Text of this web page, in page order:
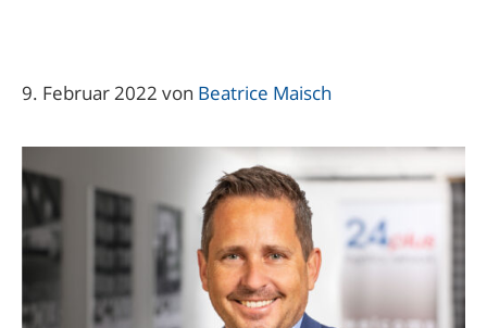
9. Februar 2022 von Beatrice Maisch